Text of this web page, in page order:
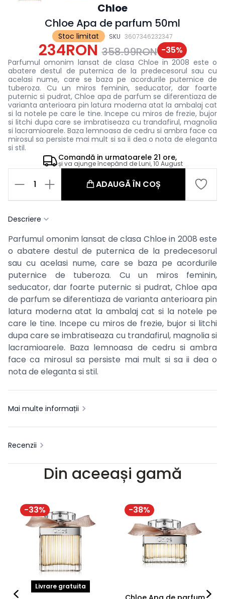
Stoc limitat SKU 3607346232347
Chloe
Chloe Apa de parfum 50ml
234RON 358.99RON -35%
Parfumul omonim lansat de clasa Chloe in 2008 este o
abatere destul de puternica de la predecesorul sau cu
acelasi nume, care se baza pe acordurile puternice de
tuberoza. Cu un miros feminin, seducator, dar foarte
puternic si pudrat, Chloe apa de parfum se diferentiaza de
varianta anterioara pin latura moderna atat la ambalaj cat
si la notele pe care le tine. Incepe cu miros de frezie, bujor
si litchi dupa care se imbratiseaza cu trandafirul, magnolia
si lacramioarele. Baza lemnoasa de cedru si ambra face ca
mirosul sa persiste mai mult si sa ii dea o nota de eleganta
si stil.
Comandă in urmatoarele 21 ore,
și va ajunge începând deLuni, 10 August
1 ADAUGĂ ÎN COȘ
Descriere
Parfumul omonim lansat de clasa Chloe in 2008 este
o abatere destul de puternica de la predecesorul
sau cu acelasi nume, care se baza pe acordurile
puternice de tuberoza. Cu un miros feminin,
seducator, dar foarte puternic si pudrat, Chloe apa
de parfum se diferentiaza de varianta anterioara pin
latura moderna atat la ambalaj cat si la notele pe
care le tine. Incepe cu miros de frezie, bujor si litchi
dupa care se imbratiseaza cu trandafirul, magnolia si
lacramioarele. Baza lemnoasa de cedru si ambra
face ca mirosul sa persiste mai mult si sa ii dea o
nota de eleganta si stil.
Mai multe informații
Recenzii
Din aceeași gamă
-33%
Livrare gratuita
-38%